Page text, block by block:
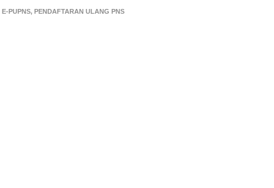
E-PUPNS, PENDAFTARAN ULANG PNS